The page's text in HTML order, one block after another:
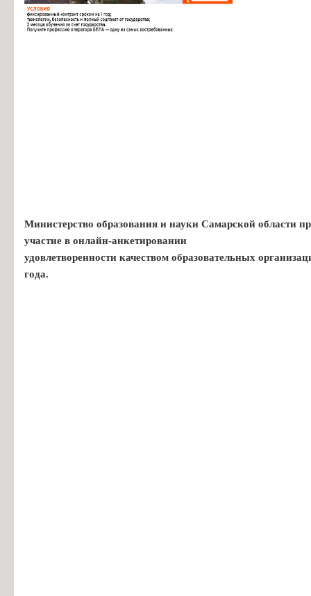
Министерство образования и науки Самарской области
участие в онлайн-анкетировании
удовлетворенности качеством образовательных
года.